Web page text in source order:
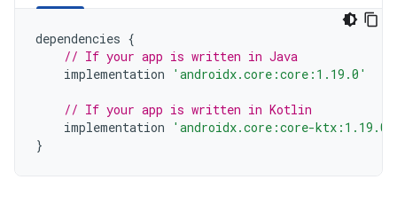
dependencies {
// If your app is written in Java
implementation
'androidx.core:core:1.19.0'
// If your app is written in Kotlin
implementation
'androidx.core:core-ktx:1.19.0'
}